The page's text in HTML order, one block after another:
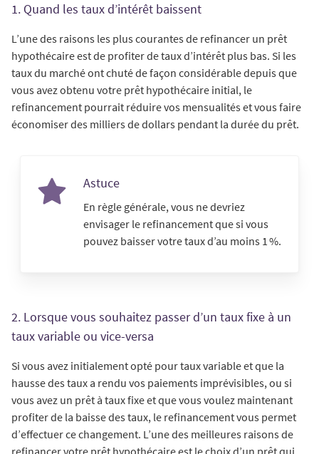
1. Quand les taux d’intérêt baissent
L’une des raisons les plus courantes de refinancer un prêt
hypothécaire est de profiter de taux d’intérêt plus bas. Si les
taux du marché ont chuté de façon considérable depuis que
vous avez obtenu votre prêt hypothécaire initial, le
refinancement pourrait réduire vos mensualités et vous faire
économiser des milliers de dollars pendant la durée du prêt.
Astuce
En règle générale, vous ne devriez
envisager le refinancement que si vous
pouvez baisser votre taux d’au moins 1 %.
2. Lorsque vous souhaitez passer d’un taux fixe à un
taux variable ou vice-versa
Si vous avez initialement opté pour taux variable et que la
hausse des taux a rendu vos paiements imprévisibles, ou si
vous avez un prêt à taux fixe et que vous voulez maintenant
profiter de la baisse des taux, le refinancement vous permet
d’effectuer ce changement. L’une des meilleures raisons de